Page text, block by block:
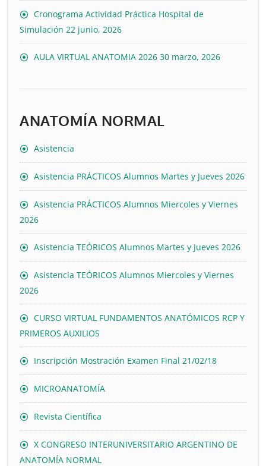
Cronograma Actividad Práctica Hospital de
Simulación 22 junio, 2026
AULA VIRTUAL ANATOMIA 2026 30 marzo, 2026
ANATOMÍA NORMAL
Asistencia
Asistencia PRÁCTICOS Alumnos Martes y Jueves 2026
Asistencia PRÁCTICOS Alumnos Miercoles y Viernes
2026
Asistencia TEÓRICOS Alumnos Martes y Jueves 2026
Asistencia TEÓRICOS Alumnos Miercoles y Viernes
2026
CURSO VIRTUAL FUNDAMENTOS ANATÓMICOS RCP Y
PRIMEROS AUXILIOS
Inscripción Mostración Examen Final 21/02/18
MICROANATOMÍA
Revista Científica
X CONGRESO INTERUNIVERSITARIO ARGENTINO DE
ANATOMÍA NORMAL